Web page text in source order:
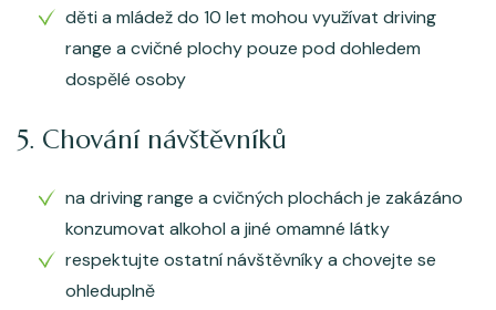
děti a mládež do 10 let mohou využívat driving
range a cvičné plochy pouze pod dohledem
dospělé osoby
5. Chování návštěvníků
na driving range a cvičných plochách je zakázáno
konzumovat alkohol a jiné omamné látky
respektujte ostatní návštěvníky a chovejte se
ohleduplně